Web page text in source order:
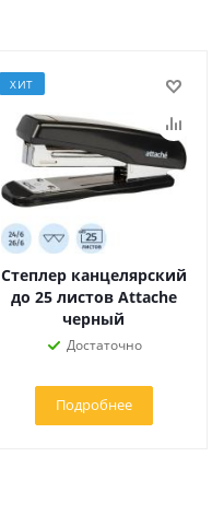
ХИТ
Степлер канцелярский
до 25 листов Attache
черный
Достаточно
Подробнее